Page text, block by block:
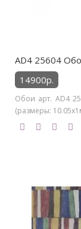
AD4 25604
14900р.
Обои арт. AD4
(размеры: